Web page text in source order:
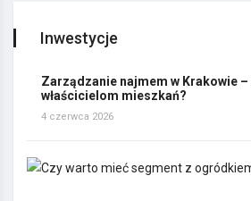
Inwestycje
Zarządzanie najmem w Krakowie –
właścicielom mieszkań?
4 czerwca 2026